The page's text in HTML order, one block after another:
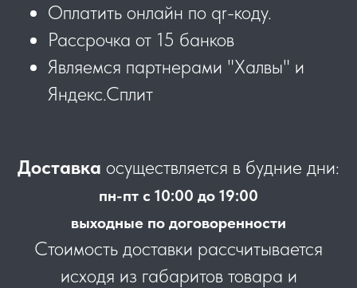
Оплатить онлайн по qr-коду.
Рассрочка от 15 банков
Являемся партнерами "Халвы" и
Яндекс.Сплит
Доставка осуществляется в будние дни:
пн-пт с 10:00 до 19:00
выходные по договоренности
Стоимость доставки рассчитывается
исходя из габаритов товара и